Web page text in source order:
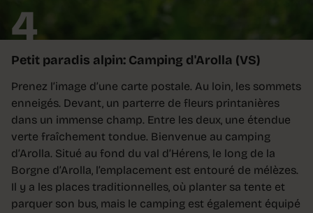
4
Petit paradis alpin: Camping d'Arolla (VS)
Prenez l’image d’une carte postale. Au loin, les sommets
enneigés. Devant, un parterre de fleurs printanières
dans un immense champ. Entre les deux, une étendue
verte fraîchement tondue. Bienvenue au camping
d’Arolla. Situé au fond du val d’Hérens, le long de la
Borgne d’Arolla, l’emplacement est entouré de mélèzes.
Il y a les places traditionnelles, où planter sa tente et
parquer son bus, mais le camping est également équipé